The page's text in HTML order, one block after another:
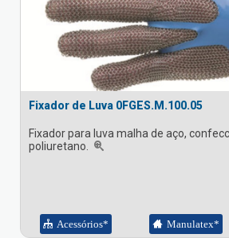
Fixador de Luva 0FGES.M.100.05
Fixador para luva malha de aço,
poliuretano.
Acessórios* Manulatex*